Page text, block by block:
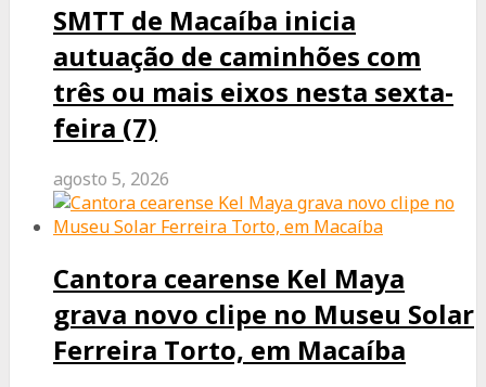
SMTT de Macaíba inicia
autuação de caminhões com
três ou mais eixos nesta sexta-
feira (7)
agosto 5, 2026
Cantora cearense Kel Maya
grava novo clipe no Museu Solar
Ferreira Torto, em Macaíba